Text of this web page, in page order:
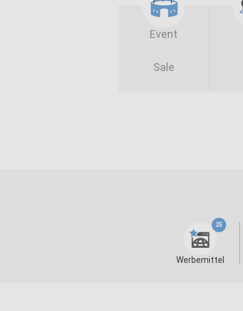
Event
Sale
25
Werbemittel